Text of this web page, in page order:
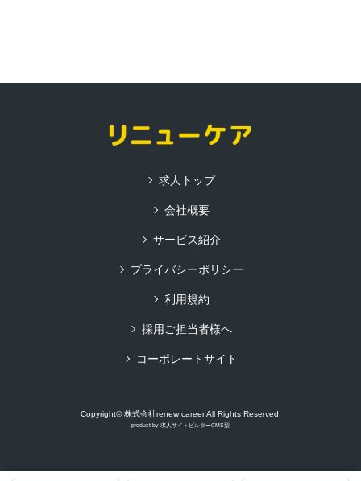
求人トップ
会社概要
サービス紹介
プライバシーポリシー
利用規約
採用ご担当者様へ
コーポレートサイト
Copyright© 株式会社renew career All Rights Reserved.
product by 求人サイトビルダーCMS型